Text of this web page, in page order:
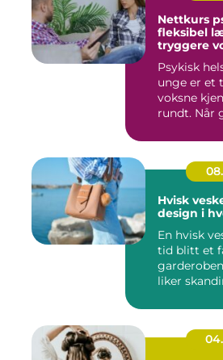
Nettkurs
fleksibel
tryggere
Psykisk
unge er et
voksne
rundt. Når
Hvisk veske
design i
En hvisk
tid blitt et
liker